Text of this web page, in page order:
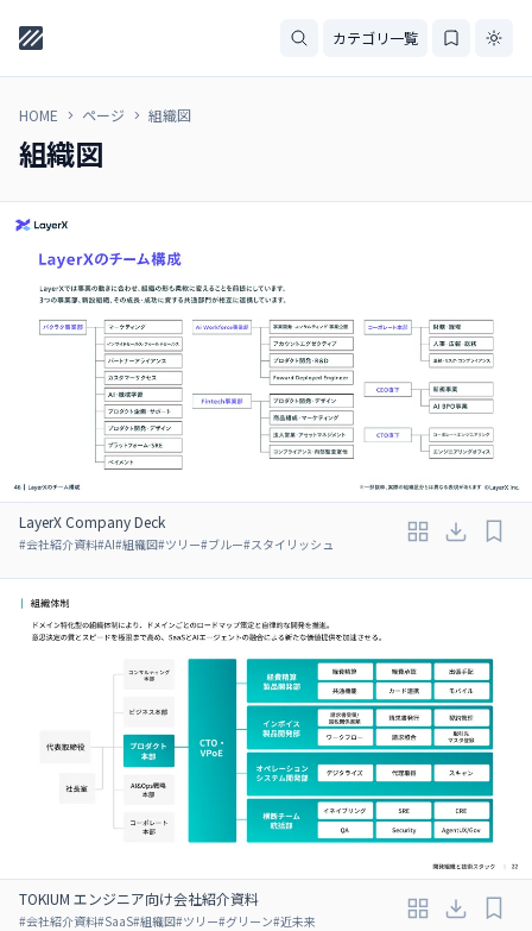
カテゴリ一覧
HOME ページ 組織図
組織図
LayerX Company Deck
#会社紹介資料#AI#組織図#ツリー#ブルー#スタイリッシュ
TOKIUM エンジニア向け会社紹介資料
#会社紹介資料#SaaS#組織図#ツリー#グリーン#近未来